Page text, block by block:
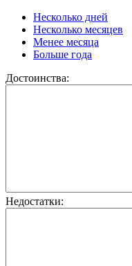
Несколько дней
Несколько месяцев
Менее месяца
Больше года
Достоинства:
Недостатки: